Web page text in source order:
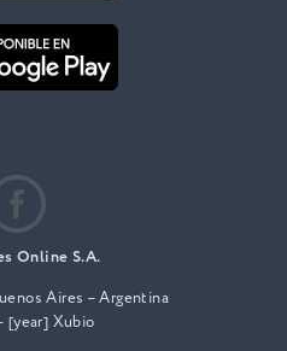
Online S.A.
Aires – Argentina
[year] Xubio